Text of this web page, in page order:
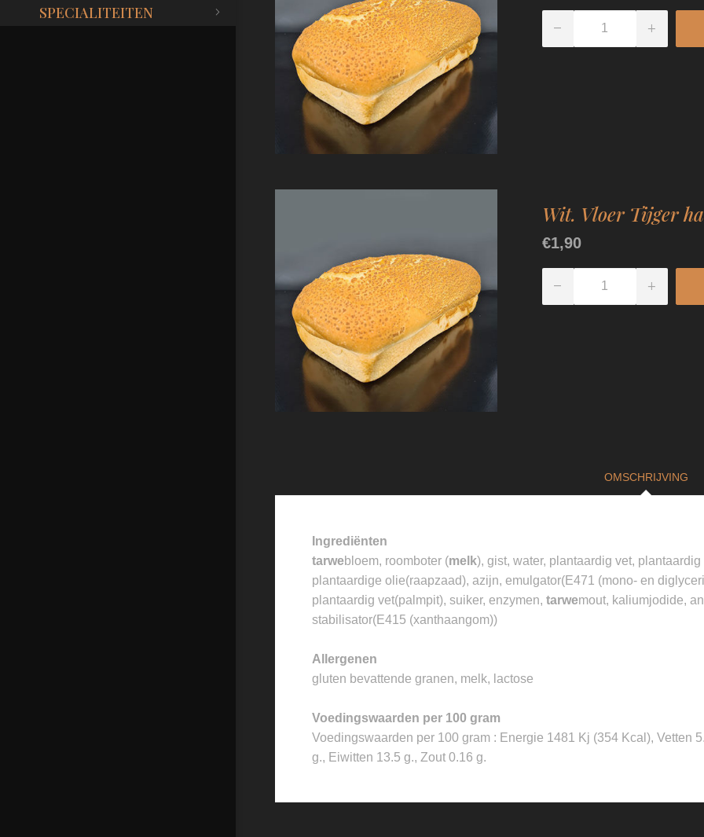
SPECIALITEITEN
Wit. Vloer Tijger
€1,90
OMSCHRIJVING
Ingrediënten
tarwebloem, roomboter (melk), gist, water, plantaardig vet,
plantaardige olie(raapzaad), azijn, emulgator(E471 (mono- en
plantaardig vet(palmpit), suiker, enzymen,tarwemout, kaliumjodide,
stabilisator(E415 (xanthaangom))
Allergenen
gluten bevattende granen, melk, lactose
Voedingswaarden per 100 gram
Voedingswaarden per 100 gram : Energie 1481 Kj (354 Kcal), Vetten
g., Eiwitten 13.5 g., Zout 0.16 g.